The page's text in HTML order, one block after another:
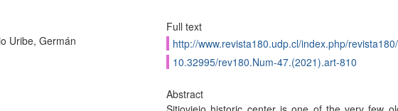
Uribe, Germán
Full text
http://www.revista180.udp.cl/index.php/
10.32995/rev180.Num-47.(2021).art-810
Abstract